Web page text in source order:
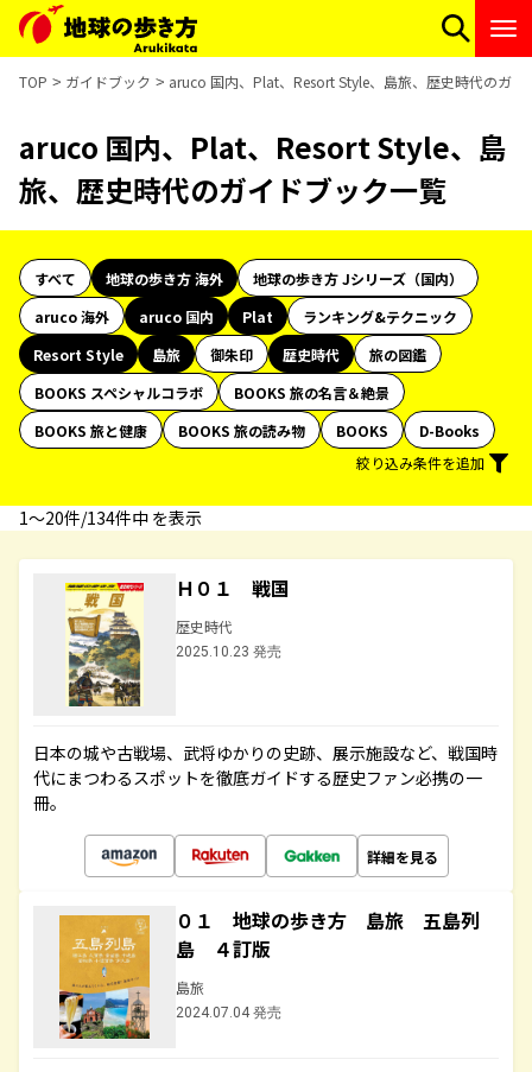
TOP ガイドブック aruco 国内、Plat、Resort Style、島旅、歴史時代のガイ
aruco 国内、Plat、Resort Style、島
旅、歴史時代のガイドブック一覧
すべて 地球の歩き方 海外
地球の歩き方 Jシリーズ（国内）
aruco 海外
aruco 国内 Plat
ランキング&テクニック
Resort Style
島旅 御朱印 歴史時代
旅の図鑑
BOOKS スペシャルコラボ
BOOKS 旅の名言＆絶景
BOOKS 旅と健康
BOOKS 旅の読み物 BOOKS
D-Books
絞り込み条件を追加
1〜20件/134件中 を表示
Ｈ０１ 戦国
歴史時代
2025.10.23 発売
日本の城や古戦場、武将ゆかりの史跡、展示施設など、戦国時
代にまつわるスポットを徹底ガイドする歴史ファン必携の一
冊。
詳細を見る
０１ 地球の歩き方 島旅 五島列
島 ４訂版
島旅
2024.07.04 発売